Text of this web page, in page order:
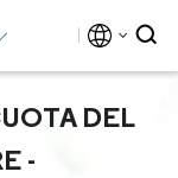
DEL
-